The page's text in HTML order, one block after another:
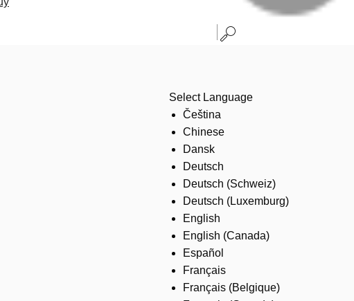
Select Language
Čeština
Chinese
Dansk
Deutsch
Deutsch (Schweiz)
Deutsch (Luxemburg)
English
English (Canada)
Español
Français
Français (Belgique)